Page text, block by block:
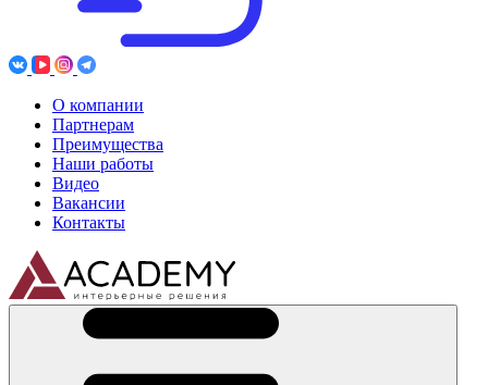
О компании
Партнерам
Преимущества
Наши работы
Видео
Вакансии
Контакты